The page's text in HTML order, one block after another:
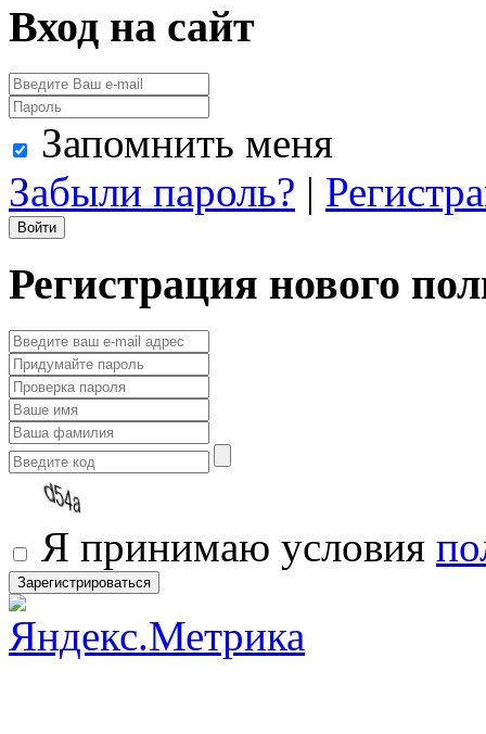
Вход на сайт
Запомнить меня
Забыли пароль? |
Регистрация нового
Я принимаю условия